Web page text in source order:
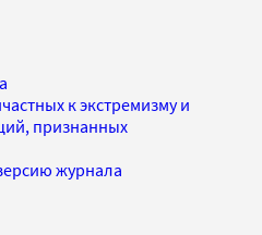
к экстремизму и
признанных
журнала